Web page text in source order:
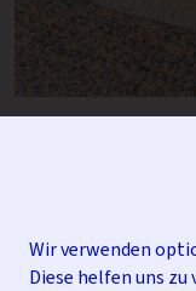
Wir verwenden
Diese helfen uns zu